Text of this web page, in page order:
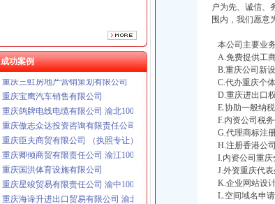
成功案例
重庆奕欣锦诚商贸有限公司 渝九50万 （工商注册）
重庆信同广告有限公司 渝沙50万 （工商注册）
重庆三虹房地产营销策划有限公司
重庆宝鹰汽车销售有限公司
重庆鸽牌电线电缆有限公司 渝北10010万 (进出口权)
重庆傲志众达投资咨询有限责任公司 渝九1000万 （增资）
重庆臣夫商贸有限公司 （执照专让）
重庆卿倾商贸有限责任公司 渝江100万 （工商注册）
重庆国洪体育设施有限公司
重庆星竣贸易有限责任公司 渝中100万 （进出口权）
重庆海谛升进出口贸易有限公司 渝北100万 （进出口权）
重庆奕欣锦诚商贸有限公司 渝九50万 （工商注册）
宗申动力：2011年公司券受托管理事务年度报告（2015年度）-顶
高级船员甲类二管轮罗二管求职简历-船员求职,海员求职-中国船员招
杭州近江小区开荒保洁公司电话
铜川拆除55米锅炉烟囱公司≥请咨询_乐收
公司评论
【理财】_理财地址_理财电话_必途网
潼南东方光学眼镜技术研究所（个体经营）简介,地址,网站,联系方
【潼南县电动无气喷涂工具批发】_电动无气喷涂工具厂家_电动无气
户为先、诚信、
围内，我们愿意
本公司主要业
A.免费提供工
B.重庆公司新
C.代办重庆个
D.重庆进出口
E.协助一般纳
F.内资公司税
G.代理商标注
H.注册香港公司
I.内资公司重庆
J.外资重庆代
K.企业网站设
L.空间域名申请